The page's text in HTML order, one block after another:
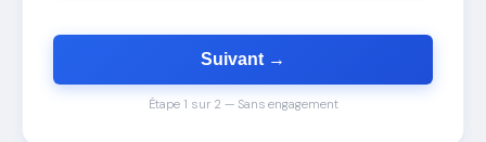
Suivant →
Étape 1 sur 2 — Sans engagement